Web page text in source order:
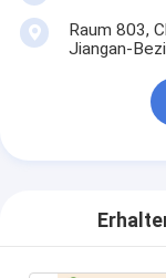
Raum 803,
Jiangan-